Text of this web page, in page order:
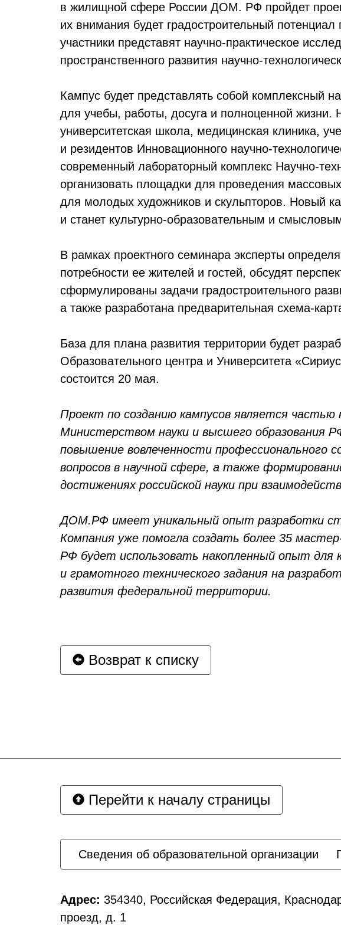
в жилищной сфере России ДОМ. РФ пройдет
их внимания будет градостроительный
участники представят научно-практическое
пространственного развития научно-
Кампус будет представлять собой комплексный
для учебы, работы, досуга и полноценной жизни.
университетская школа, медицинская клиника,
и резидентов Инновационного научно-
современный лабораторный комплекс Научно-
организовать площадки для проведения
для молодых художников и скульпторов. Новый
и станет культурно-образовательным и
В рамках проектного семинара эксперты
потребности ее жителей и гостей, обсудят
сформулированы задачи градостроительного
а также разработана предварительная схема-
База для плана развития территории будет
Образовательного центра и Университета
состоится 20 мая.
Проект по созданию кампусов является
Министерством науки и высшего образования
повышение вовлеченности
вопросов в научной сфере, а также
достижениях российской науки при
ДОМ.РФ имеет уникальный опыт разработки
Компания уже помогла создать более 35
РФ будет использовать накопленный опыт для
и грамотного технического задания на
развития федеральной территории.
Возврат к списку
Перейти к началу страницы
Сведения об образовательной организации
Адрес: 354340, Российская Федерация,
проезд, д. 1